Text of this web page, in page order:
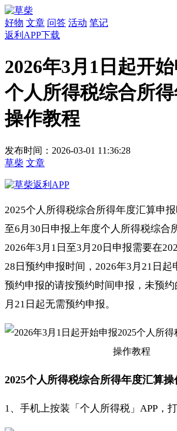
好物 文章 问答 活动 笔记
返利APP下载
2026年3月1日起开
个人所得税综合所
操作教程
发布时间：2026-03-01 11:36:28
草柴 文章
2025个人所得税综合所得年度汇算申
至6月30日申报上年度个人所得税综合
2026年3月1日至3月20日申报需要在
28日预约申报时间，2026年3月21日起
预约申报的请按预约时间申报，未预约
月21日起无需预约申报。
2025个人所得税综合所得年度汇算操
1、手机上按装「个人所得税」APP，